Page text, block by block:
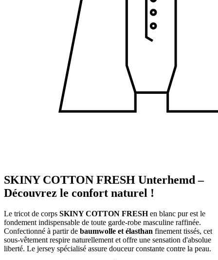
SKINY COTTON FRESH Unterhemd –
Découvrez le confort naturel !
Le tricot de corps SKINY COTTON FRESHen blanc pur est le
fondement indispensable de toute garde-robe masculine raffinée.
Confectionné à partir de baumwolle et élasthan finement tissés, cet
sous-vêtement respire naturellement et offre une sensation d'absolue
liberté. Le jersey spécialisé assure douceur constante contre la peau.